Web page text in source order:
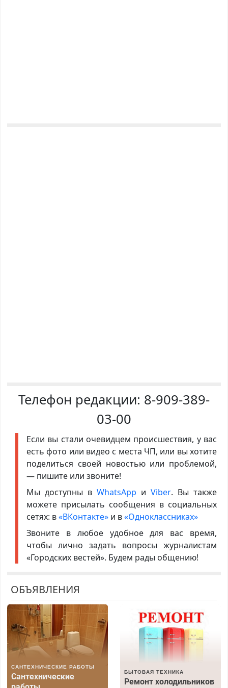
Телефон редакции: 8-909-389-
03-00
Если вы стали очевидцем происшествия, у вас
есть фото или видео с места ЧП, или вы хотите
поделиться своей новостью или проблемой,
— пишите или звоните!
Мы доступны в WhatsApp иViber. Вы также
можете присылать сообщения в социальных
сетях: в«ВКонтакте»и в«Одноклассниках»
Звоните в любое удобное для вас время,
чтобы лично задать вопросы журналистам
«Городских вестей». Будем рады общению!
ОБЪЯВЛЕНИЯ
САНТЕХНИЧЕСКИЕ РАБОТЫ
Сантехнические
БЫТОВАЯ ТЕХНИКА
Ремонт холодильников